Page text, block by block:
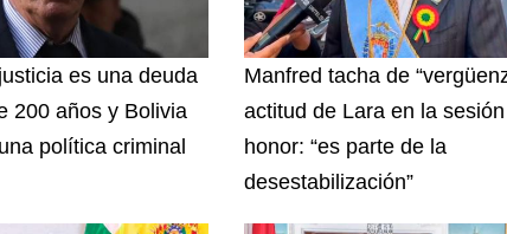
es una deuda
200 años y Bolivia
política criminal
Manfred tacha de
actitud de Lara en la
honor: “es parte de la
desestabilización”